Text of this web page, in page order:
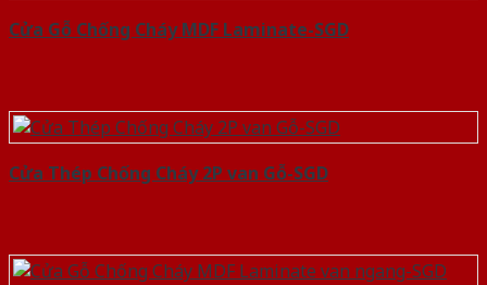
Cửa Gỗ Chống Cháy MDF Laminate-SGD
Cửa Thép Chống Cháy 2P van Gỗ-SGD